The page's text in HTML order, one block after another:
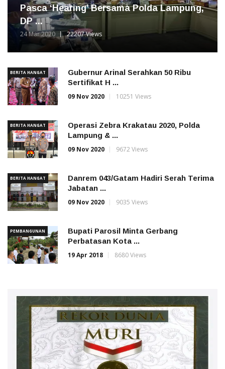
Pasca ‘Hearing’ Bersama Polda Lampung,
DP ...
24 Mar 2020 22207 Views
BERITA HANGAT
Gubernur Arinal Serahkan 50 Ribu
Sertifikat H ...
09 Nov 2020
10251 Views
BERITA HANGAT
Operasi Zebra Krakatau 2020, Polda
Lampung & ...
09 Nov 2020
9672 Views
BERITA HANGAT
Danrem 043/Gatam Hadiri Serah Terima
Jabatan ...
09 Nov 2020
9035 Views
PEMBANGUNAN
Bupati Parosil Minta Gerbang
Perbatasan Kota ...
19 Apr 2018
8680 Views